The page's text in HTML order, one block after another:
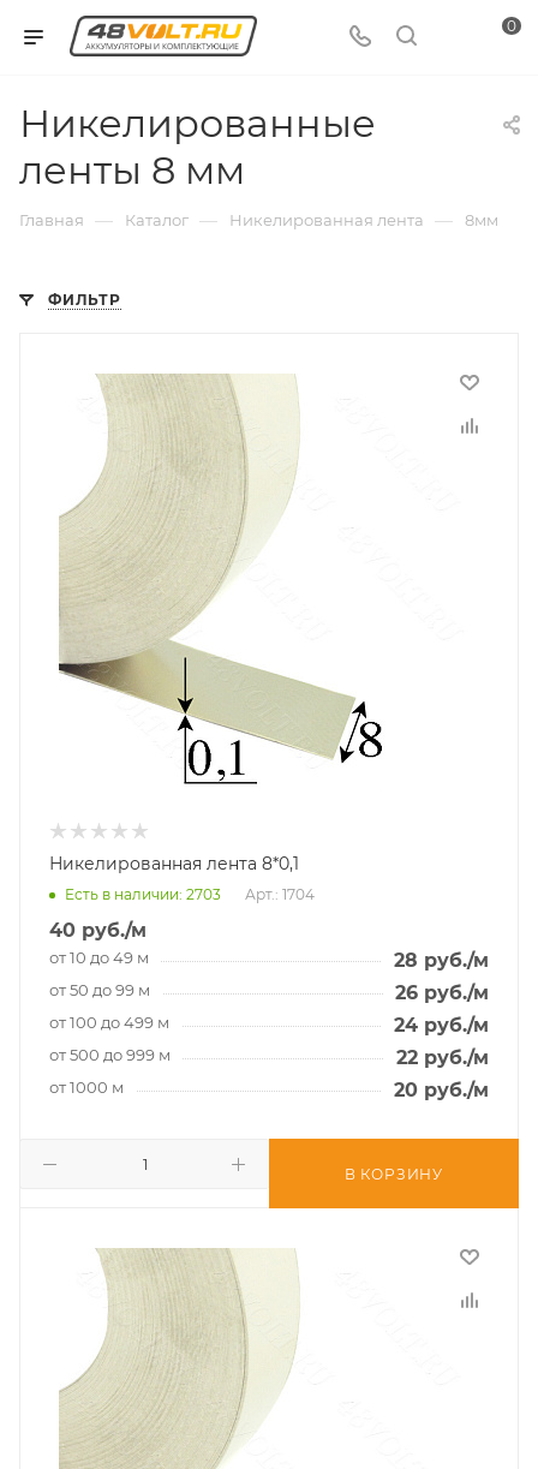
0
Никелированные
ленты 8 мм
Главная — Каталог — Никелированная лента — 8мм
ФИЛЬТР
Никелированная лента 8*0,1
Есть в наличии: 2703 Арт.: 1704
40 руб./м
от 10 до 49 м 28 руб./м
от 50 до 99 м 26 руб./м
от 100 до 499 м 24 руб./м
от 500 до 999 м 22 руб./м
от 1000 м 20 руб./м
В КОРЗИНУ